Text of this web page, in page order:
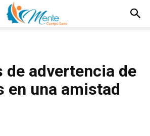
de advertencia de
en una amistad